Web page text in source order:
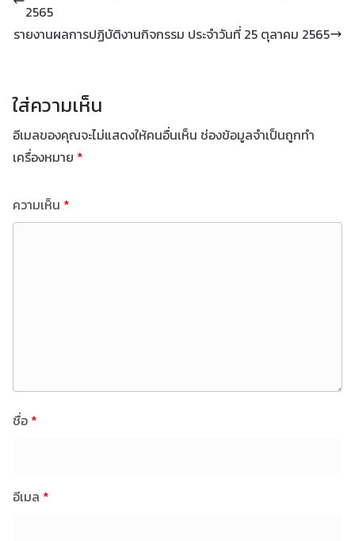
2565
รายงานผลการปฏิบัติงานกิจกรรม ประจำวันที่ 25 ตุลาคม 2565
ใส่ความเห็น
อีเมลของคุณจะไม่แสดงให้คนอื่นเห็น ช่องข้อมูลจำเป็นถูกทำ
เครื่องหมาย *
ความเห็น *
ชื่อ *
อีเมล *